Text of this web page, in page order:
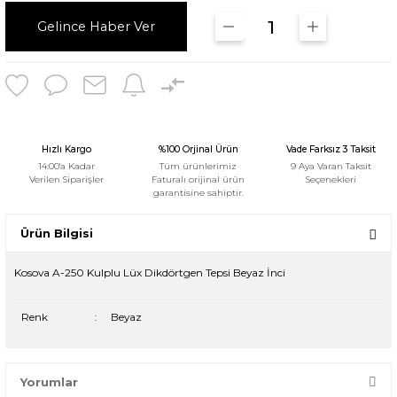
Gelince Haber Ver
Hızlı Kargo
14:00'a Kadar
Verilen Siparişler
%100 Orjinal Ürün
Tüm ürünlerimiz
Faturalı orijinal ürün
garantisine sahiptir.
Vade Farksız 3 Taksit
9 Aya Varan Taksit
Seçenekleri
Ürün Bilgisi
Kosova A-250 Kulplu Lüx Dikdörtgen Tepsi Beyaz İnci
Renk : Beyaz
Yorumlar